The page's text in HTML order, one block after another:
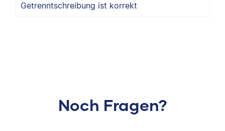
Getrenntschreibung ist korrekt
Noch Fragen?